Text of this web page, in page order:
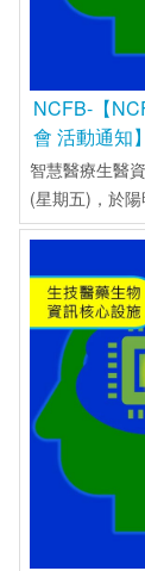
NCFB-【
會 活動通知】
智慧醫療生醫
(星期五)，於